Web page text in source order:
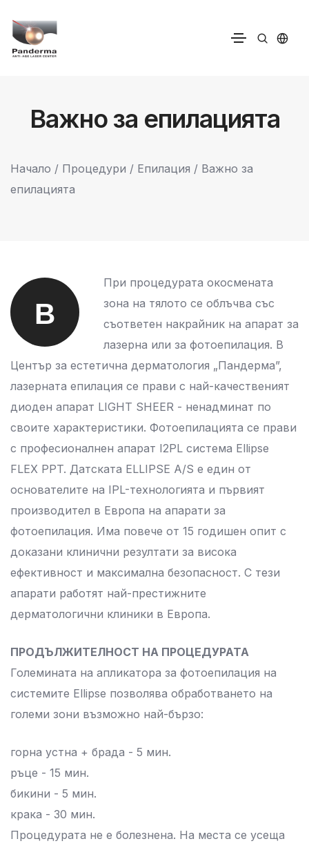
Важно за епилацията
Начало / Процедури / Епилация / Важно за
епилацията
В
При процедурата окосмената
зона на тялото се облъчва със
съответен накрайник на апарат за
лазерна или за фотоепилация. В
Център за естетична дерматология „Пандерма”,
лазерната епилация се прави с най-качественият
диоден апарат LIGHT SHEER - ненадминат по
своите характеристики. Фотоепилацията се прави
с професионалнен апарат I2PL система Ellipse
FLEX PPT. Датската ELLIPSE A/S е един от
основателите на IPL-технологията и първият
производител в Европа на апарати за
фотоепилация. Има повече от 15 годишен опит с
доказани клинични резултати за висока
ефективност и максимална безопасност. С тези
апарати работят най-престижните
дерматологични клиники в Европа.
ПРОДЪЛЖИТЕЛНОСТ НА ПРОЦЕДУРАТА
Големината на апликатора за фотоепилация на
системите Ellipse позволява обработването на
големи зони възможно най-бързо:
горна устна + брада - 5 мин.
ръце - 15 мин.
бикини - 5 мин.
крака - 30 мин.
Процедурата не е болезнена. На места се усеща